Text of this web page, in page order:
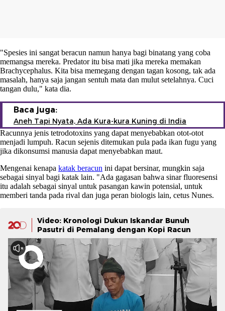
"Spesies ini sangat beracun namun hanya bagi binatang yang coba
memangsa mereka. Predator itu bisa mati jika mereka memakan
Brachycephalus. Kita bisa memegang dengan tagan kosong, tak ada
masalah, hanya saja jangan sentuh mata dan mulut setelahnya. Cuci
tangan dulu," kata dia.
Baca juga:
Aneh Tapi Nyata, Ada Kura-kura Kuning di India
Racunnya jenis tetrodotoxins yang dapat menyebabkan otot-otot
menjadi lumpuh. Racun sejenis ditemukan pula pada ikan fugu yang
jika dikonsumsi manusia dapat menyebabkan maut.
Mengenai kenapa katak beracun ini dapat bersinar, mungkin saja
sebagai sinyal bagi katak lain. "Ada gagasan bahwa sinar fluoresensi
itu adalah sebagai sinyal untuk pasangan kawin potensial, untuk
memberi tanda pada rival dan juga peran biologis lain, cetus Nunes.
Video: Kronologi Dukun Iskandar Bunuh
Pasutri di Pemalang dengan Kopi Racun